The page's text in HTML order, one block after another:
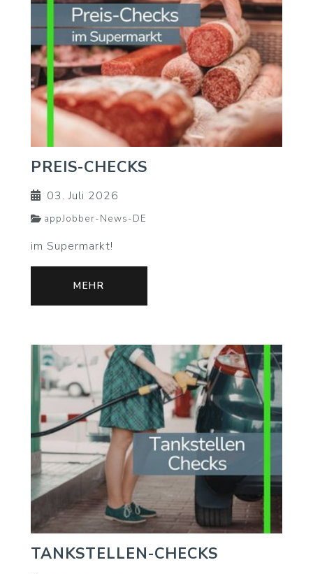
PREIS-CHECKS
03. Juli 2026
appJobber-News-DE
im Supermarkt!
MEHR
TANKSTELLEN-CHECKS